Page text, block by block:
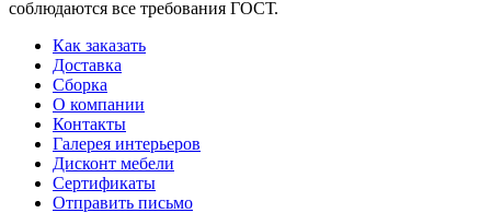
соблюдаются все требования ГОСТ.
Как заказать
Доставка
Сборка
О компании
Контакты
Галерея интерьеров
Дисконт мебели
Сертификаты
Отправить письмо